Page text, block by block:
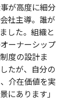
が高度に細分
社主導。誰が
した。組織と
ーナーシップ
度の設計ま
たが、自分の
介在価値を実
にあります」